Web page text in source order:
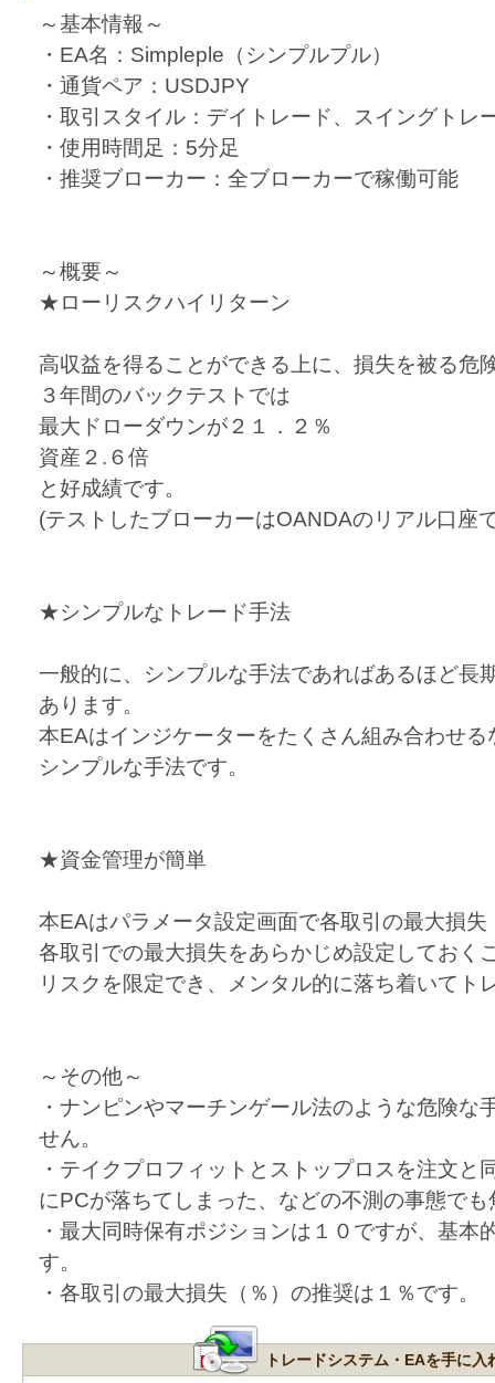
～基本情報～
・EA名：Simpleple（シンプルプル）
・通貨ペア：USDJPY
・取引スタイル：デイトレード、スイングトレ
・使用時間足：5分足
・推奨ブローカー：全ブローカーで稼働可能
～概要～
★ローリスクハイリターン
高収益を得ることができる上に、損失を被る危
３年間のバックテストでは
最大ドローダウンが２１．２％
資産２.６倍
と好成績です。
(テストしたブローカーはOANDAのリアル口座
★シンプルなトレード手法
一般的に、シンプルな手法であればあるほど長
あります。
本EAはインジケーターをたくさん組み合わせ
シンプルな手法です。
★資金管理が簡単
本EAはパラメータ設定画面で各取引の最大損
各取引での最大損失をあらかじめ設定しておく
リスクを限定でき、メンタル的に落ち着いてト
～その他～
・ナンピンやマーチンゲール法のような危険な
せん。
・テイクプロフィットとストップロスを注文と
にPCが落ちてしまった、などの不測の事態で
・最大同時保有ポジションは１０ですが、基本
す。
・各取引の最大損失（％）の推奨は１％です。
トレードシステム・EAを手に入